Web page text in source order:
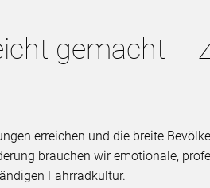
gemacht –
erreichen und die breite
brauchen wir emotionale,
Fahrradkultur.